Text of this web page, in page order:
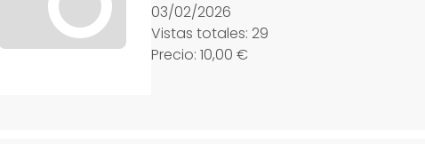
03/02/2026
Vistas totales: 29
Precio: 10,00 €